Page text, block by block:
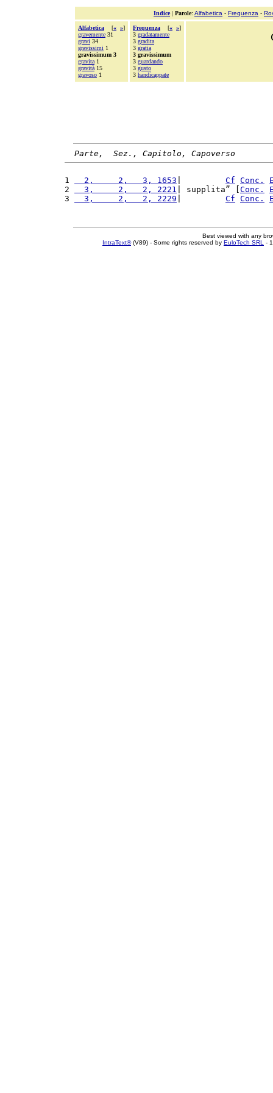
Indice| Parole: Alfabetica - Frequenza -
Alfabetica [« »]
gravemente 31
gravi 34
gravissimi 1
gravissimum 3
gravita 1
gravità 15
gravoso 1
Frequenza [« »]
3 gradatamente
3 gradita
3 gratia
3 gravissimum
3 guardando
3 gusto
3 handicappate
Parte,  Sez., Capitolo, Capoverso
1
  2,     2,   3, 1653
Cf Conc.
2
  3,     2,   2, 2221
| supplita” [ Conc.
3
  3,     2,   2, 2229
Cf Conc.
Best viewed with any
IntraText®(V89) - Some rights reserved by EuloTech SRL -